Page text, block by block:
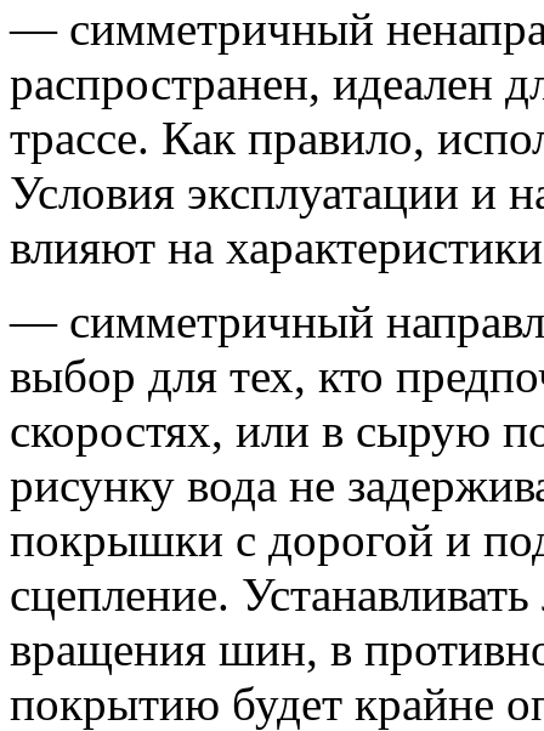
— симметричный
распространен, идеален
трассе. Как правило,
Условия эксплуатации и
влияют на
— симметричный
выбор для тех, кто
скоростях, или в сырую
рисунку вода не
покрышки с дорогой и
сцепление.
вращения шин, в
покрытию будет крайне